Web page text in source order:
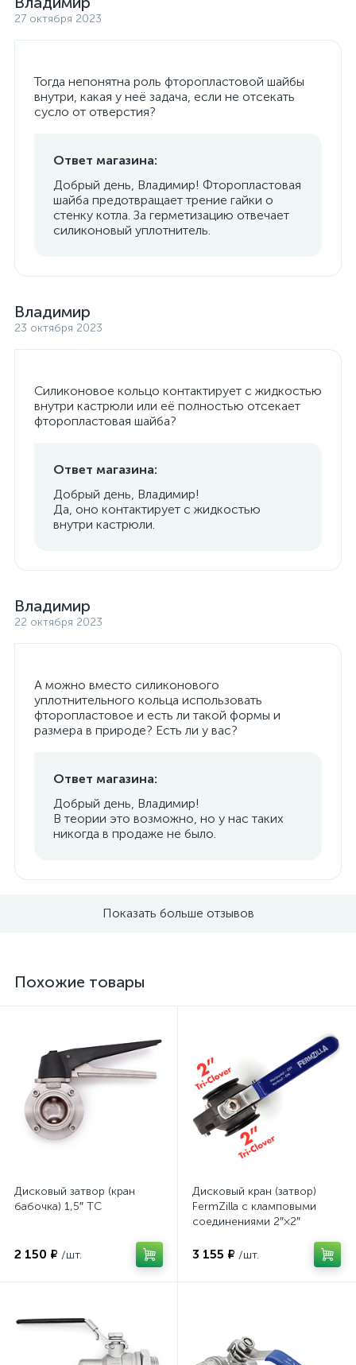
27 октября 2023
Тогда непонятна роль фторопластовой шайбы
внутри, какая у неё задача, если не отсекать
сусло от отверстия?
Ответ магазина:
Добрый день, Владимир! Фторопластовая
шайба предотвращает трение гайки о
стенку котла. За герметизацию отвечает
силиконовый уплотнитель.
Владимир
23 октября 2023
Силиконовое кольцо контактирует с жидкостью
внутри кастрюли или её полностью отсекает
фторопластовая шайба?
Ответ магазина:
Добрый день, Владимир!
Да, оно контактирует с жидкостью
внутри кастрюли.
Владимир
22 октября 2023
А можно вместо силиконового
уплотнительного кольца использовать
фторопластовое и есть ли такой формы и
размера в природе? Есть ли у вас?
Ответ магазина:
Добрый день, Владимир!
В теории это возможно, но у нас таких
никогда в продаже не было.
Показать больше отзывов
Похожие товары
Дисковый затвор (кран
бабочка) 1,5″ TC
2 150 ₽ /шт.
Дисковый кран (затвор)
FermZilla с кламповыми
соединениями 2″×2″
3 155 ₽ /шт.